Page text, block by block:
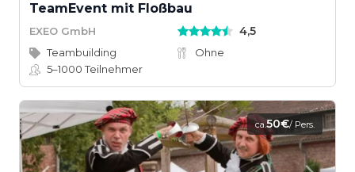
TeamEvent mit Floßbau
EXEO GmbH 4,5
Teambuilding
Ohne
5–1000Teilnehmer
ca.50€/ Pers.